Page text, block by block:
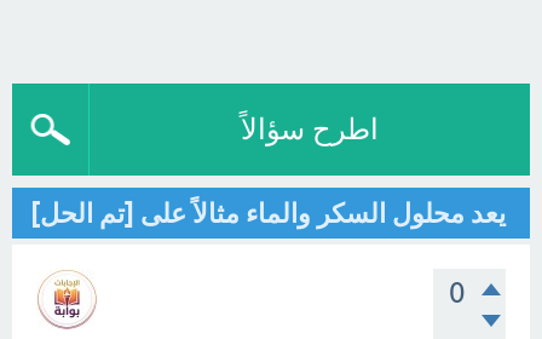
اطرح سؤالاً
يعد محلول السكر والماء مثالاً على [تم الحل]
0